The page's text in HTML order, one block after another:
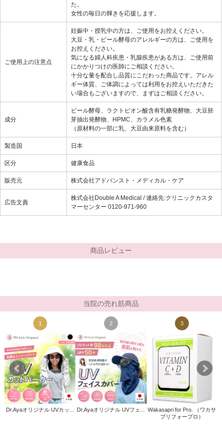
た。
女性の毎日の輝きを応援します。
ご使用上の注意点
妊娠中・授乳中の方は、ご使用をお控えください。
大豆・乳・ビール酵母のアレルギーの方は、ご使用を
お控えください。
気になる婦人科疾患・乳腺疾患がある方は、ご使用前
にかかりつけの医師にご相談ください。
十分な量を配合し品質にこだわった商品です。アレル
ギー体質、ご体調によっては利用をお控えいただきた
い場合もございますので、まずはご相談ください。
成分
ビール酵母、ラクトビオン酸含有乳糖発酵物、大豆胚
芽抽出発酵物、HPMC、カラメル色素
（原材料の一部に乳、大豆由来原料を含む）
製造国 日本
区分 健康食品
販売元 株式会社アドバンスト・メディカル・ケア
広告文責
株式会社Double A Medical / 連絡先:クリニックカスタ
マーセンター 0120-971-960
商品レビュー
当院の売れ筋商品
1
Dr.Ayaオリジナル UVカッ...
2
Dr.Ayaオリジナル UVフェ...
3
Wakasapri for Pro. （ワカサ
プリフォープロ）